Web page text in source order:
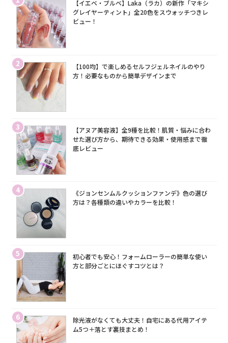
【イエベ・ブルベ】Laka（ラカ）の新作「マキシ
グレイヤーティント」全20色をスウォッチつきレ
ビュー！
2
【100均】で楽しめるセルフジェルネイルのやり
方！必要なものから簡単デザインまで
3
【アヌア美容液】全9種を比較！肌質・悩みに合わ
せた選び方から、期待できる効果・使用感まで徹
底レビュー
4
《ジョンセンムルクッションファンデ》色の選び
方は？各種類の違いやカラーを比較！
5
初心者でも安心！フォームローラーの簡単な使い
方と部分ごとにほぐすコツとは？
6
除光液がなくても大丈夫！自宅にある代用アイテ
ム5つ＋落とす裏技まとめ！